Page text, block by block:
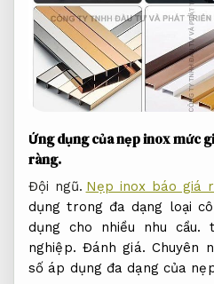
Ứng dụng của nẹp inox mức
ràng.
Đội ngũ. Nẹp inox báo giá
dụng trong đa dạng loại
dụng cho nhiều nhu cầu.
nghiệp. Đánh giá. Chuyên
số áp dụng đa dạng của